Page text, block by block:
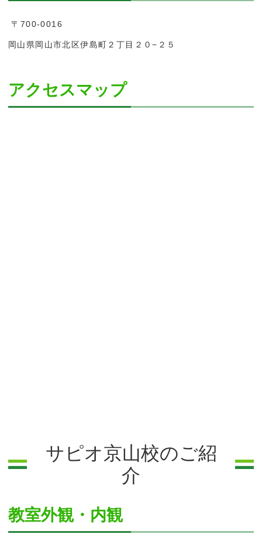
〒700-0016
岡山県岡山市北区伊島町２丁目２０−２５
アクセスマップ
サピオ京山校のご紹
介
教室外観・内観